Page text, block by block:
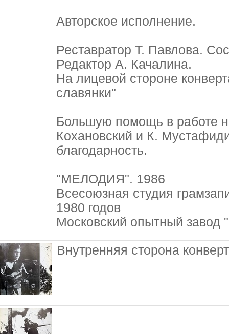
Авторское исполнение.
Реставратор Т. Павлова.
Редактор А. Качалина.
На лицевой стороне
славянки"
Большую помощь в работе
Кохановский и К.
благодарность.
"МЕЛОДИЯ". 1986
Всесоюзная студия
1980 годов
Московский опытный завод
Внутренняя сторона